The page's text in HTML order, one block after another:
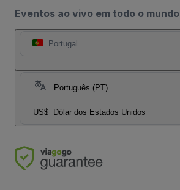
Eventos ao vivo em todo o mundo
Portugal
Português (PT)
US$ Dólar dos Estados Unidos